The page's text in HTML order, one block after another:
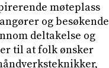
møteplass
og besøkende
deltakelse og
til at folk ønsker